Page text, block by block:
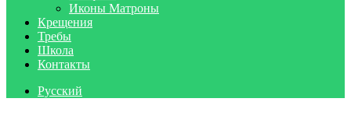
Иконы Матроны
Крещения
Требы
Школа
Контакты
Русский